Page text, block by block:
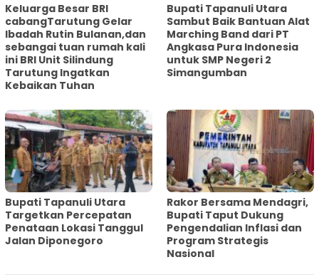
Keluarga Besar BRI
cabangTarutung Gelar
Ibadah Rutin Bulanan,dan
sebangai tuan rumah kali
ini BRI Unit Silindung
Tarutung Ingatkan
Kebaikan Tuhan
Bupati Tapanuli Utara
Sambut Baik Bantuan Alat
Marching Band dari PT
Angkasa Pura Indonesia
untuk SMP Negeri 2
Simangumban
‎Bupati Tapanuli Utara
Targetkan Percepatan
Penataan Lokasi Tanggul
Jalan Diponegoro
Rakor Bersama Mendagri,
Bupati Taput Dukung
Pengendalian Inflasi dan
Program Strategis
Nasional‎